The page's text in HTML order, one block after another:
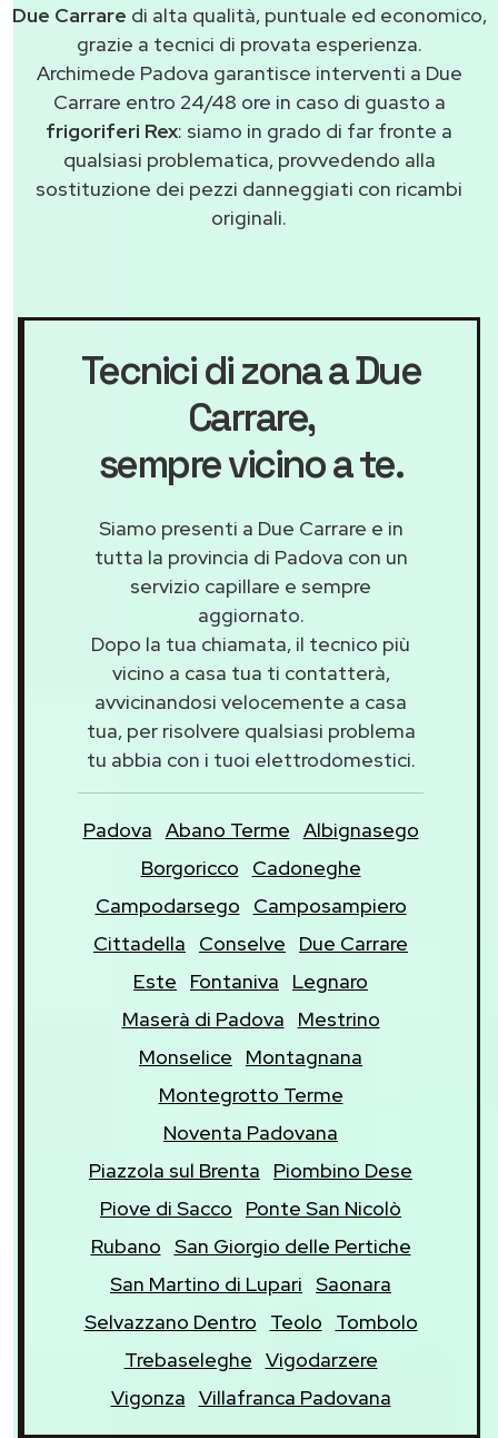
Due Carrare di alta qualità, puntuale ed economico,
grazie a tecnici di provata esperienza.
Archimede Padova garantisce interventi a Due
Carrare entro 24/48 ore in caso di guasto a
frigoriferi Rex: siamo in grado di far fronte a
qualsiasi problematica, provvedendo alla
sostituzione dei pezzi danneggiati con ricambi
originali.
Tecnici di zona a Due
Carrare,
sempre vicino a te.
Siamo presenti a Due Carrare e in
tutta la provincia di Padova con un
servizio capillare e sempre
aggiornato.
Dopo la tua chiamata, il tecnico più
vicino a casa tua ti contatterà,
avvicinandosi velocemente a casa
tua, per risolvere qualsiasi problema
tu abbia con i tuoi elettrodomestici.
Padova Abano Terme Albignasego
Borgoricco
Cadoneghe
Campodarsego
Camposampiero
Cittadella
Conselve
Due Carrare
Este
Fontaniva
Legnaro
Maserà di Padova
Mestrino
Monselice
Montagnana
Montegrotto Terme
Noventa Padovana
Piazzola sul Brenta
Piombino Dese
Piove di Sacco
Ponte San Nicolò
Rubano San Giorgio delle Pertiche
San Martino di Lupari Saonara
Selvazzano Dentro
Teolo
Tombolo
Trebaseleghe Vigodarzere
Vigonza Villafranca Padovana